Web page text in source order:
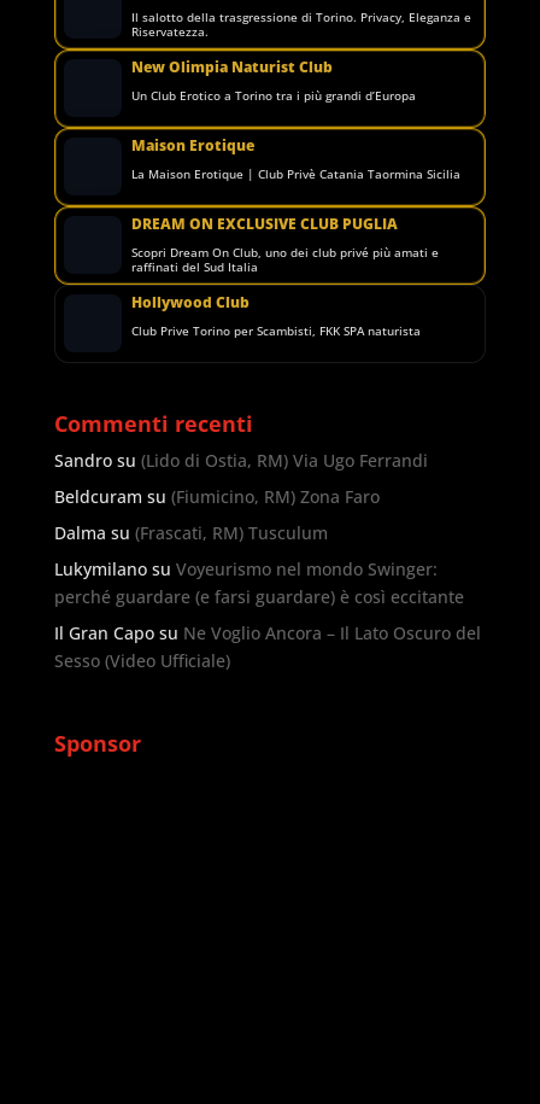
Il salotto della trasgressione di Torino. Privacy, Eleganza e
Riservatezza.
New Olimpia Naturist Club
Un Club Erotico a Torino tra i più grandi d’Europa
Maison Erotique
La Maison Erotique | Club Privè Catania Taormina Sicilia
DREAM ON EXCLUSIVE CLUB PUGLIA
Scopri Dream On Club, uno dei club privé più amati e
raffinati del Sud Italia
Hollywood Club
Club Prive Torino per Scambisti, FKK SPA naturista
Commenti recenti
Sandrosu (Lido di Ostia, RM) Via Ugo Ferrandi
Beldcuram su (Fiumicino, RM) Zona Faro
Dalma su (Frascati, RM) Tusculum
Lukymilanosu Voyeurismo nel mondo Swinger:
perché guardare (e farsi guardare) è così eccitante
Il Gran Caposu Ne Voglio Ancora – Il Lato Oscuro del
Sesso (Video Ufficiale)
Sponsor